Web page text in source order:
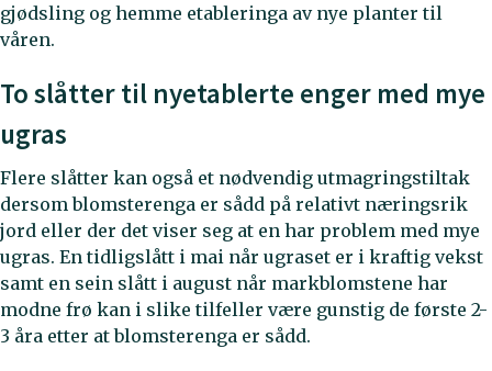
gjødsling og hemme etableringa av nye planter til
våren.
To slåtter til nyetablerte enger med mye
ugras
Flere slåtter kan også et nødvendig utmagringstiltak
dersom blomsterenga er sådd på relativt næringsrik
jord eller der det viser seg at en har problem med mye
ugras. En tidligslått i mai når ugraset er i kraftig vekst
samt en sein slått i august når markblomstene har
modne frø kan i slike tilfeller være gunstig de første 2-
3 åra etter at blomsterenga er sådd.